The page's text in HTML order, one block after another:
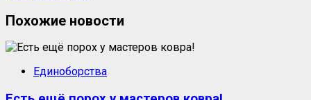
Похожие новости
Единоборства